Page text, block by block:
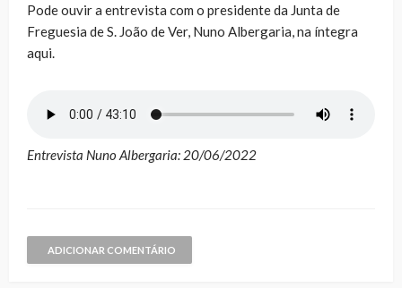
Pode ouvir a entrevista com o presidente da Junta de
Freguesia de S. João de Ver, Nuno Albergaria, na íntegra
aqui.
Entrevista Nuno Albergaria: 20/06/2022
ADICIONAR COMENTÁRIO